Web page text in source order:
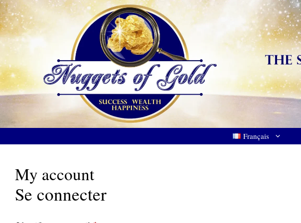
Aller
au
contenu
Français
My account
Se connecter